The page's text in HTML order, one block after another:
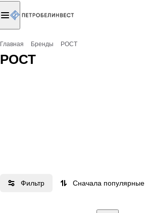
Главная Бренды РОСТ
РОСТ
Фильтр Сначала популярные